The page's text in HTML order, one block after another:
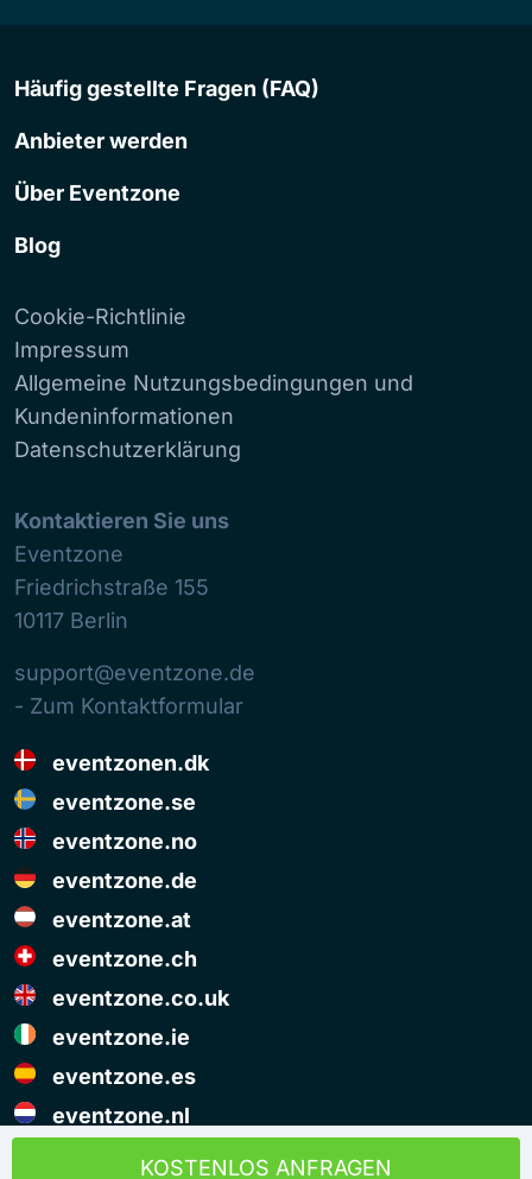
KOSTENLOS ANFRAGEN
Häufig gestellte Fragen (FAQ)
Anbieter werden
Über Eventzone
Blog
Cookie-Richtlinie
Impressum
Allgemeine Nutzungsbedingungen und
Kundeninformationen
Datenschutzerklärung
Kontaktieren Sie uns
Eventzone
Friedrichstraße 155
10117 Berlin
support@eventzone.de
- Zum Kontaktformular
eventzonen.dk
eventzone.se
eventzone.no
eventzone.de
eventzone.at
eventzone.ch
eventzone.co.uk
eventzone.ie
eventzone.es
eventzone.nl
© Copyright Eventzone 2026